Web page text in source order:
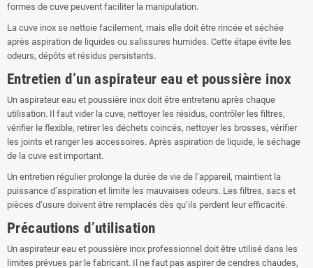
formes de cuve peuvent faciliter la manipulation.
La cuve inox se nettoie facilement, mais elle doit être rincée et séchée
après aspiration de liquides ou salissures humides. Cette étape évite les
odeurs, dépôts et résidus persistants.
Entretien d’un aspirateur eau et poussière inox
Un aspirateur eau et poussière inox doit être entretenu après chaque
utilisation. Il faut vider la cuve, nettoyer les résidus, contrôler les filtres,
vérifier le flexible, retirer les déchets coincés, nettoyer les brosses, vérifier
les joints et ranger les accessoires. Après aspiration de liquide, le séchage
de la cuve est important.
Un entretien régulier prolonge la durée de vie de l’appareil, maintient la
puissance d’aspiration et limite les mauvaises odeurs. Les filtres, sacs et
pièces d’usure doivent être remplacés dès qu’ils perdent leur efficacité.
Précautions d’utilisation
Un aspirateur eau et poussière inox professionnel doit être utilisé dans les
limites prévues par le fabricant. Il ne faut pas aspirer de cendres chaudes,